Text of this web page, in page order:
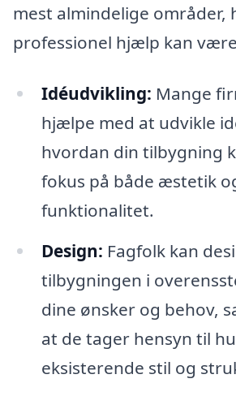
mest almindelige områder,
professionel hjælp kan
Idéudvikling: Mange
hjælpe med at udvikle
hvordan din tilbygning
fokus på både æstetik
funktionalitet.
Design: Fagfolk kan
tilbygningen i
dine ønsker og behov,
at de tager hensyn til
eksisterende stil og